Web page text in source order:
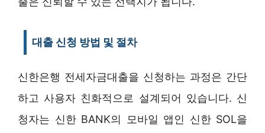
대출 신청 방법 및 절차
신한은행 전세자금대출을 신청하는 과정은 간단
하고 사용자 친화적으로 설계되어 있습니다. 신
청자는 신한 BANK의 모바일 앱인 신한 SOL을